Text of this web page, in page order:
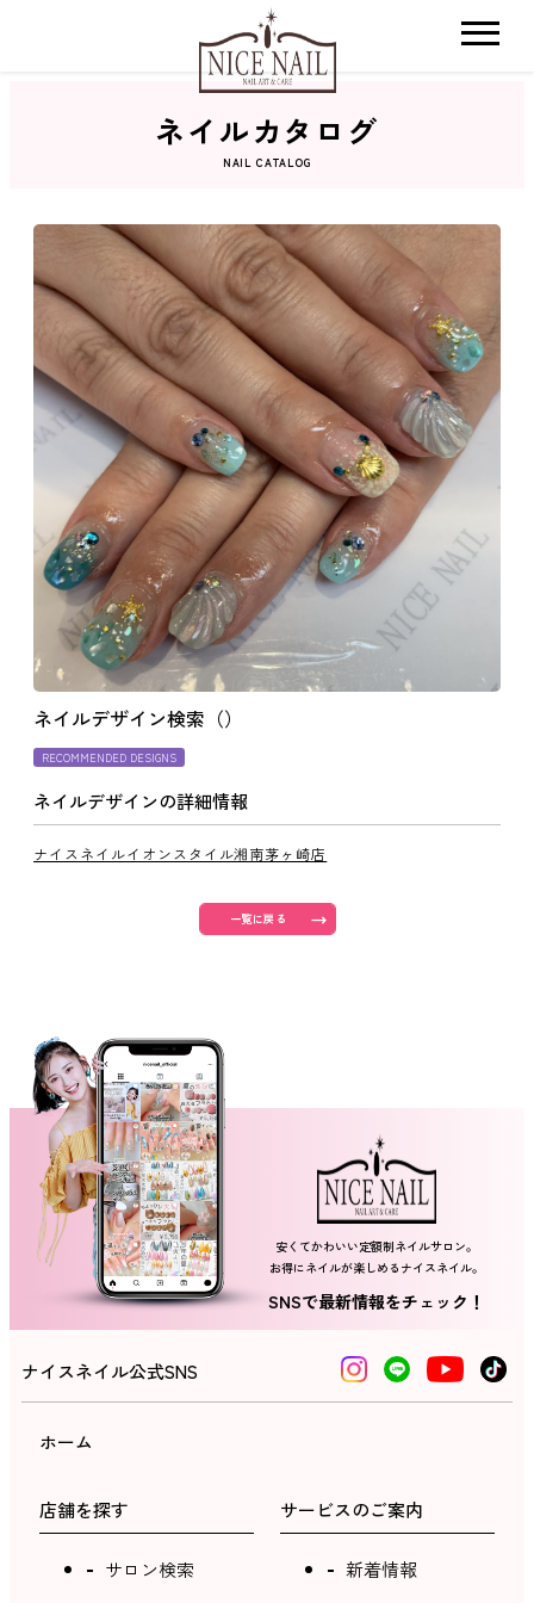
ネイルカタログ
おすすめクーポン
料金メニュー
コンセプト
よくあるご質問
ご利用の流れ
取り扱いカラー
ネイル用語
消費者志向自主宣言
採用情報
ネイルスクール
ネイルカタログ
NAIL CATALOG
ネイルデザイン検索（）
RECOMMENDED DESIGNS
ネイルデザインの詳細情報
ナイスネイルイオンスタイル湘南茅ヶ崎店
一覧に戻る
安くてかわいい定額制ネイルサロン。
お得にネイルが楽しめるナイスネイル。
SNSで最新情報をチェック！
ナイスネイル公式SNS
ホーム
店舗を探す
サロン検索
サービスのご案内
新着情報